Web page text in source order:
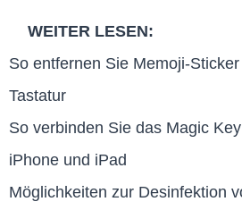
WEITER LESEN:
So entfernen Sie Memoji-
Tastatur
So verbinden Sie das Magic
iPhone und iPad
Möglichkeiten zur Desinfektion